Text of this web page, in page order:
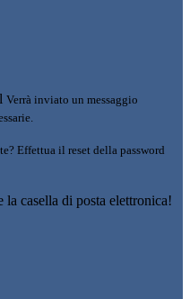
Verrà inviato un messaggio
Effettua il reset della password
casella di posta elettronica!